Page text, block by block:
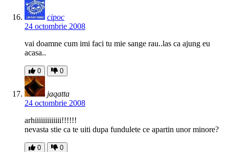
cipoc
24 octombrie 2008
vai doamne cum imi faci tu mie sange rau..las ca ajung eu
acasa..
0 0
jaqatta
24 octombrie 2008
arhiiiiiiiiiiiii!!!!!!
nevasta stie ca te uiti dupa fundulete ce apartin unor minore?
0 0